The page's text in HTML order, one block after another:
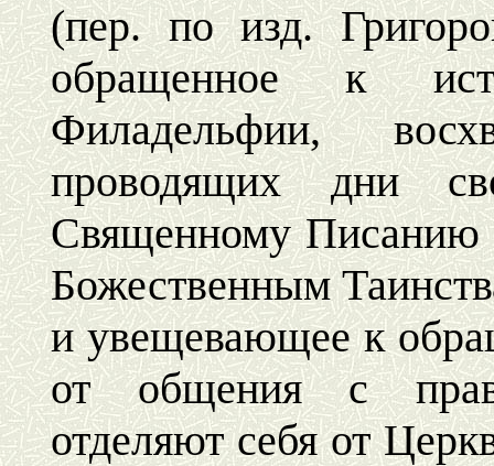
(пер. по изд.
обращенное к
Филадельфии,
проводящих дни
Священному Писанию
Божественным
и увещевающее к
от общения с
отделяют себя от